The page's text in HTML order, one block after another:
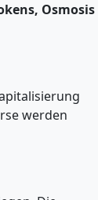
Osmosis
werden